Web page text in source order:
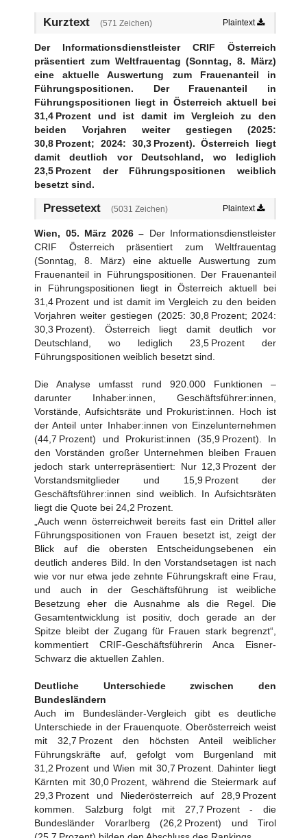
Sport
Kontakt
Kurztext (571 Zeichen) Plaintext
Der Informationsdienstleister CRIF Österreich
präsentiert zum Weltfrauentag (Sonntag, 8. März)
eine aktuelle Auswertung zum Frauenanteil in
Führungspositionen. Der Frauenanteil in
Führungspositionen liegt in Österreich aktuell bei
31,4 Prozent und ist damit im Vergleich zu den
beiden Vorjahren weiter gestiegen (2025:
30,8 Prozent; 2024: 30,3 Prozent). Österreich liegt
damit deutlich vor Deutschland, wo lediglich
23,5 Prozent der Führungspositionen weiblich
besetzt sind.
Pressetext (5031 Zeichen) Plaintext
Wien, 05. März 2026 – Der Informationsdienstleister
CRIF Österreich präsentiert zum Weltfrauentag
(Sonntag, 8. März) eine aktuelle Auswertung zum
Frauenanteil in Führungspositionen. Der Frauenanteil
in Führungspositionen liegt in Österreich aktuell bei
31,4 Prozent und ist damit im Vergleich zu den beiden
Vorjahren weiter gestiegen (2025: 30,8 Prozent; 2024:
30,3 Prozent). Österreich liegt damit deutlich vor
Deutschland, wo lediglich 23,5 Prozent der
Führungspositionen weiblich besetzt sind.
Die Analyse umfasst rund 920.000 Funktionen –
darunter Inhaber:innen, Geschäftsführer:innen,
Vorstände, Aufsichtsräte und Prokurist:innen. Hoch ist
der Anteil unter Inhaber:innen von Einzelunternehmen
(44,7 Prozent) und Prokurist:innen (35,9 Prozent). In
den Vorständen großer Unternehmen bleiben Frauen
jedoch stark unterrepräsentiert: Nur 12,3 Prozent der
Vorstandsmitglieder und 15,9 Prozent der
Geschäftsführer:innen sind weiblich. In Aufsichtsräten
liegt die Quote bei 24,2 Prozent.
„Auch wenn österreichweit bereits fast ein Drittel aller
Führungspositionen von Frauen besetzt ist, zeigt der
Blick auf die obersten Entscheidungsebenen ein
deutlich anderes Bild. In den Vorstandsetagen ist nach
wie vor nur etwa jede zehnte Führungskraft eine Frau,
und auch in der Geschäftsführung ist weibliche
Besetzung eher die Ausnahme als die Regel. Die
Gesamtentwicklung ist positiv, doch gerade an der
Spitze bleibt der Zugang für Frauen stark begrenzt“,
kommentiert CRIF-Geschäftsführerin Anca Eisner-
Schwarz die aktuellen Zahlen.
Deutliche Unterschiede zwischen den
Bundesländern
Auch im Bundesländer-Vergleich gibt es deutliche
Unterschiede in der Frauenquote. Oberösterreich weist
mit 32,7 Prozent den höchsten Anteil weiblicher
Führungskräfte auf, gefolgt vom Burgenland mit
31,2 Prozent und Wien mit 30,7 Prozent. Dahinter liegt
Kärnten mit 30,0 Prozent, während die Steiermark auf
29,3 Prozent und Niederösterreich auf 28,9 Prozent
kommen. Salzburg folgt mit 27,7 Prozent - die
Bundesländer Vorarlberg (26,2 Prozent) und Tirol